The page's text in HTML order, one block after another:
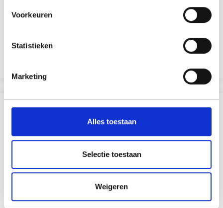
Voorkeuren
Statistieken
Marketing
Alles toestaan
Selectie toestaan
Weigeren
BORDUURPAKKET KERSTMAN TAFELKLEED MET
BOSDIEREN
Aanbieding verloopt 12/08/2026
ANDEREN KOCHTEN OOK
20% korting